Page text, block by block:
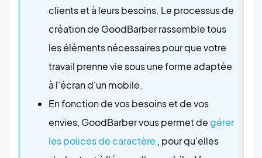
clients et à leurs besoins. Le processus de
création de GoodBarber rassemble tous
les éléments nécessaires pour que votre
travail prenne vie sous une forme adaptée
à l'écran d'un mobile.
En fonction de vos besoins et de vos
envies, GoodBarber vous permet de gérer
les polices de caractère , pour qu'elles